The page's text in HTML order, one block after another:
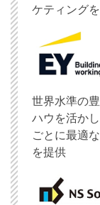
ケティングを
世界水準の
ハウを活か
ごとに最適
を提供